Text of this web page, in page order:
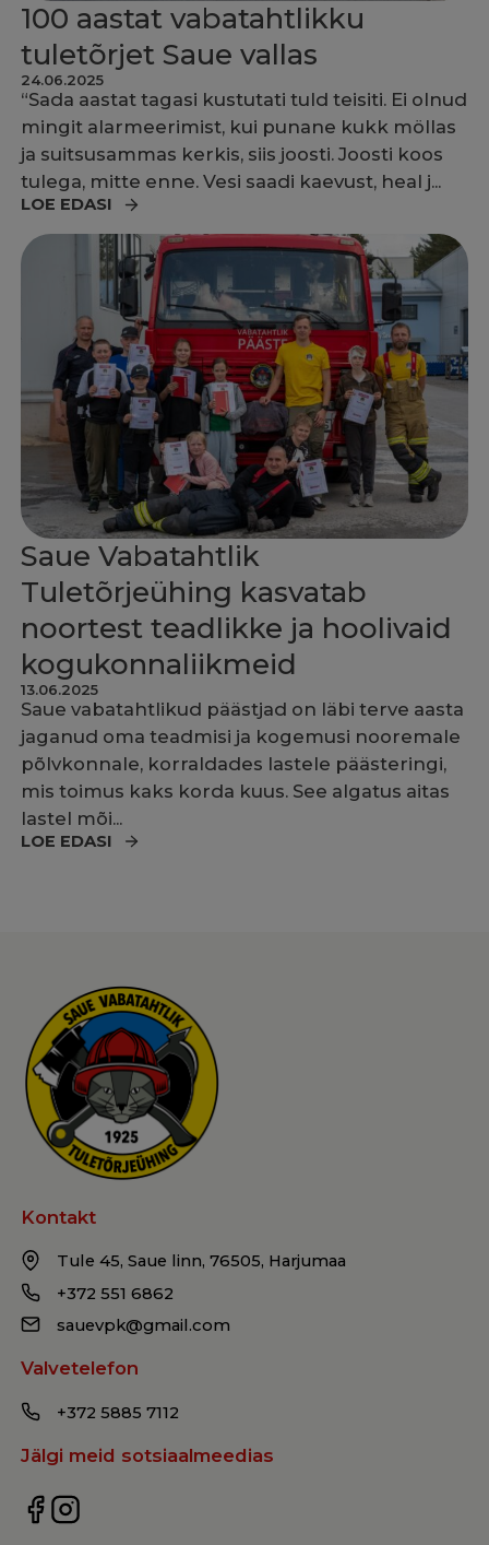
100 aastat vabatahtlikku
tuletõrjet Saue vallas
24.06.2025
“Sada aastat tagasi kustutati tuld teisiti. Ei olnud
mingit alarmeerimist, kui punane kukk möllas
ja suitsusammas kerkis, siis joosti. Joosti koos
tulega, mitte enne. Vesi saadi kaevust, heal j...
LOE EDASI
Saue Vabatahtlik
Tuletõrjeühing kasvatab
noortest teadlikke ja hoolivaid
kogukonnaliikmeid
13.06.2025
Saue vabatahtlikud päästjad on läbi terve aasta
jaganud oma teadmisi ja kogemusi nooremale
põlvkonnale, korraldades lastele päästeringi,
mis toimus kaks korda kuus. See algatus aitas
lastel mõi...
LOE EDASI
Kontakt
Tule 45, Saue linn, 76505, Harjumaa
+372 551 6862
sauevpk@gmail.com
Valvetelefon
+372 5885 7112
Jälgi meid sotsiaalmeedias